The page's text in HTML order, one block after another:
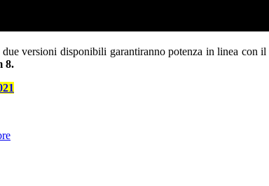
versioni disponibili garantiranno potenza in linea con il
8.